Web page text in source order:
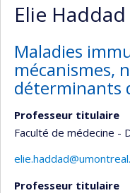
Elie Haddad
Maladies
mécanismes,
déterminants
Professeur titulaire
Faculté de médecine -
Professeur titulaire